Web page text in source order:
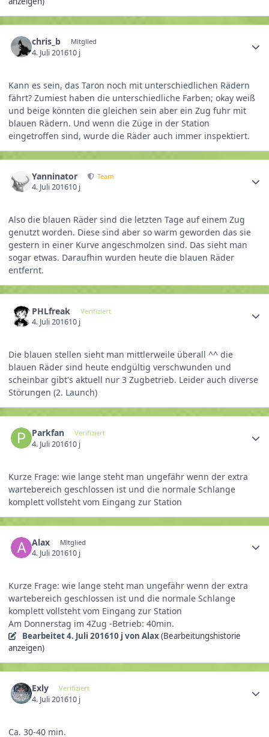
chris_b Mitglied
4. Juli 201610 j
Kann es sein, das Taron noch mit unterschiedlichen Rädern
fährt? Zumiest haben die unterschiedliche Farben; okay weiß
und beige könnten die gleichen sein aber ein Zug fuhr mit
blauen Rädern. Und wenn die Züge in der Station
eingetroffen sind, wurde die Räder auch immer inspektiert.
Yanninator Team
4. Juli 201610 j
Also die blauen Räder sind die letzten Tage auf einem Zug
genutzt worden. Diese sind aber so warm geworden das sie
gestern in einer Kurve angeschmolzen sind. Das sieht man
sogar etwas. Daraufhin wurden heute die blauen Räder
entfernt.
PHLfreak Verifiziert
4. Juli 201610 j
Die blauen stellen sieht man mittlerweile überall ^^ die
blauen Räder sind heute endgültig verschwunden und
scheinbar gibt's aktuell nur 3 Zugbetrieb. Leider auch diverse
Störungen (2. Launch)
Parkfan Verifiziert
4. Juli 201610 j
Kurze Frage: wie lange steht man ungefähr wenn der extra
wartebereich geschlossen ist und die normale Schlange
komplett vollsteht vom Eingang zur Station
Alax Mitglied
4. Juli 201610 j
Kurze Frage: wie lange steht man ungefähr wenn der extra
wartebereich geschlossen ist und die normale Schlange
komplett vollsteht vom Eingang zur Station
Am Donnerstag im 4Zug -Betrieb: 40min.
Bearbeitet4. Juli 201610 j von Alax(Bearbeitungshistorie
anzeigen)
Exly Verifiziert
4. Juli 201610 j
Ca. 30-40 min.